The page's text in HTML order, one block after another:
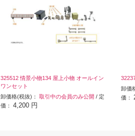
325512 情景小物134 屋上小物 オールイン
ワンセット
卸価格(税抜)： 取引中の会員のみ公開 / 定
価： 4,200 円
卸価
価：